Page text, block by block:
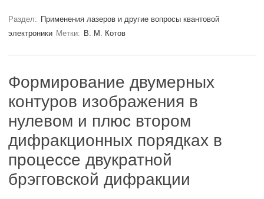
Раздел: Применения лазеров и другие вопросы квантовой
электроники Метки: В. М. Котов
Формирование двумерных
контуров изображения в
нулевом и плюс втором
дифракционных порядках в
процессе двукратной
брэгговской дифракции